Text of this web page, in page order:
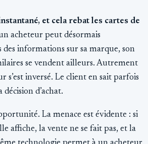
et cela rebat les cartes de
acheteur peut désormais
informations sur sa marque, son
se vendent ailleurs. Autrement
inversé. Le client en sait parfois
d’achat.
La menace est évidente : si
affiche, la vente ne se fait pas, et la